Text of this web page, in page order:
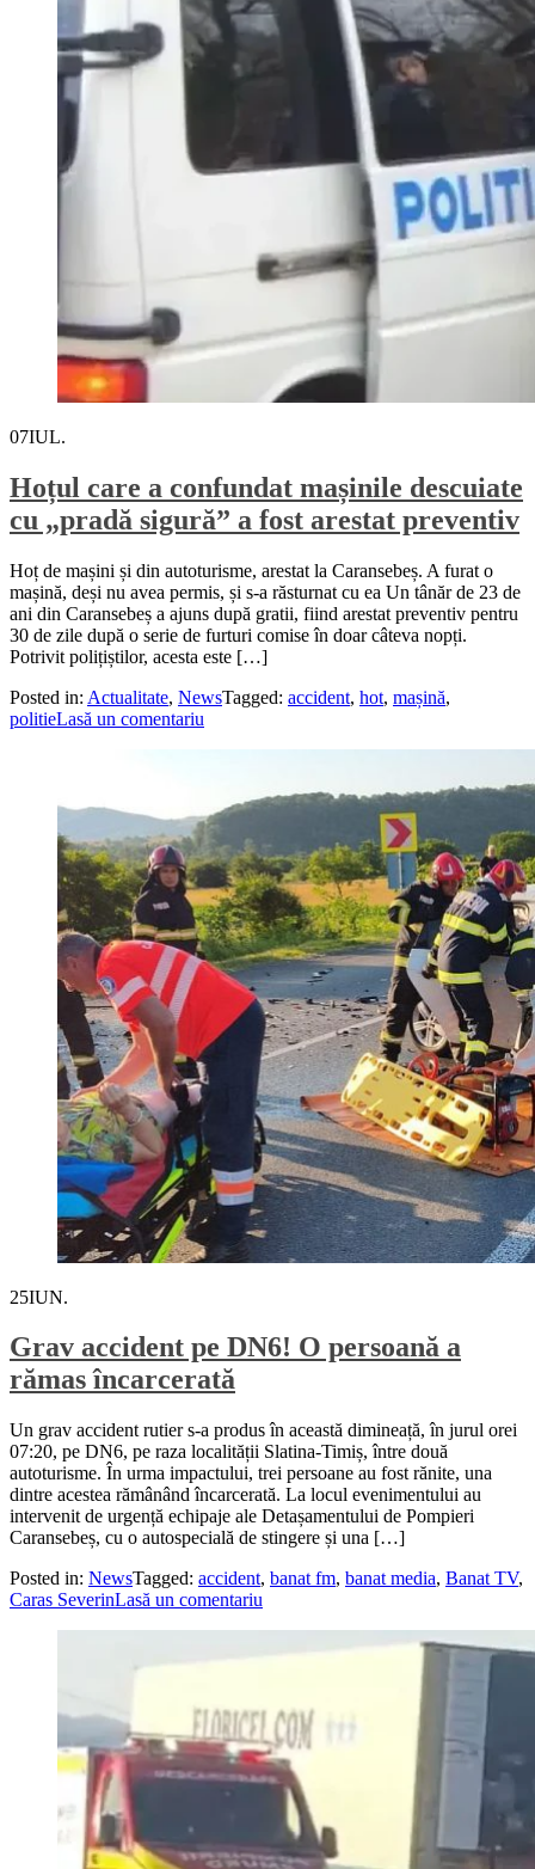
07IUL.
Hoțul care a confundat mașinile descuiate
cu „pradă sigură” a fost arestat preventiv
Hoț de mașini și din autoturisme, arestat la Caransebeș. A furat o
mașină, deși nu avea permis, și s-a răsturnat cu ea Un tânăr de 23 de
ani din Caransebeș a ajuns după gratii, fiind arestat preventiv pentru
30 de zile după o serie de furturi comise în doar câteva nopți.
Potrivit polițiștilor, acesta este […]
Posted in: Actualitate, NewsTagged: accident, hot, mașină,
politieLasă un comentariu
25IUN.
Grav accident pe DN6! O persoană a
rămas încarcerată
Un grav accident rutier s-a produs în această dimineață, în jurul orei
07:20, pe DN6, pe raza localității Slatina-Timiș, între două
autoturisme. În urma impactului, trei persoane au fost rănite, una
dintre acestea rămânând încarcerată. La locul evenimentului au
intervenit de urgență echipaje ale Detașamentului de Pompieri
Caransebeș, cu o autospecială de stingere și una […]
Posted in: NewsTagged: accident, banat fm, banat media, Banat TV,
Caras SeverinLasă un comentariu